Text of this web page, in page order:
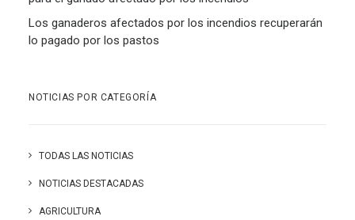
Los ganaderos afectados por los incendios recuperarán
lo pagado por los pastos
NOTICIAS POR CATEGORÍA
TODAS LAS NOTICIAS
NOTICIAS DESTACADAS
AGRICULTURA